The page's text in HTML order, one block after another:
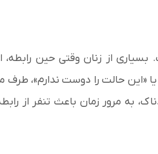
از زنان وقتی حین رابطه،
«این حالت را دوست ندارم»،
به مرور زمان باعث تنفر از